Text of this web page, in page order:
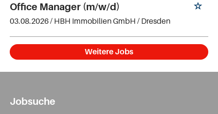
Office Manager (m/w/d)
03.08.2026 / HBH Immobilien GmbH / Dresden
Weitere Jobs
Jobsuche